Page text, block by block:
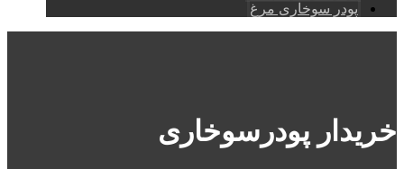
پودر سوخاری مرغ
خریدار پودرسوخاری